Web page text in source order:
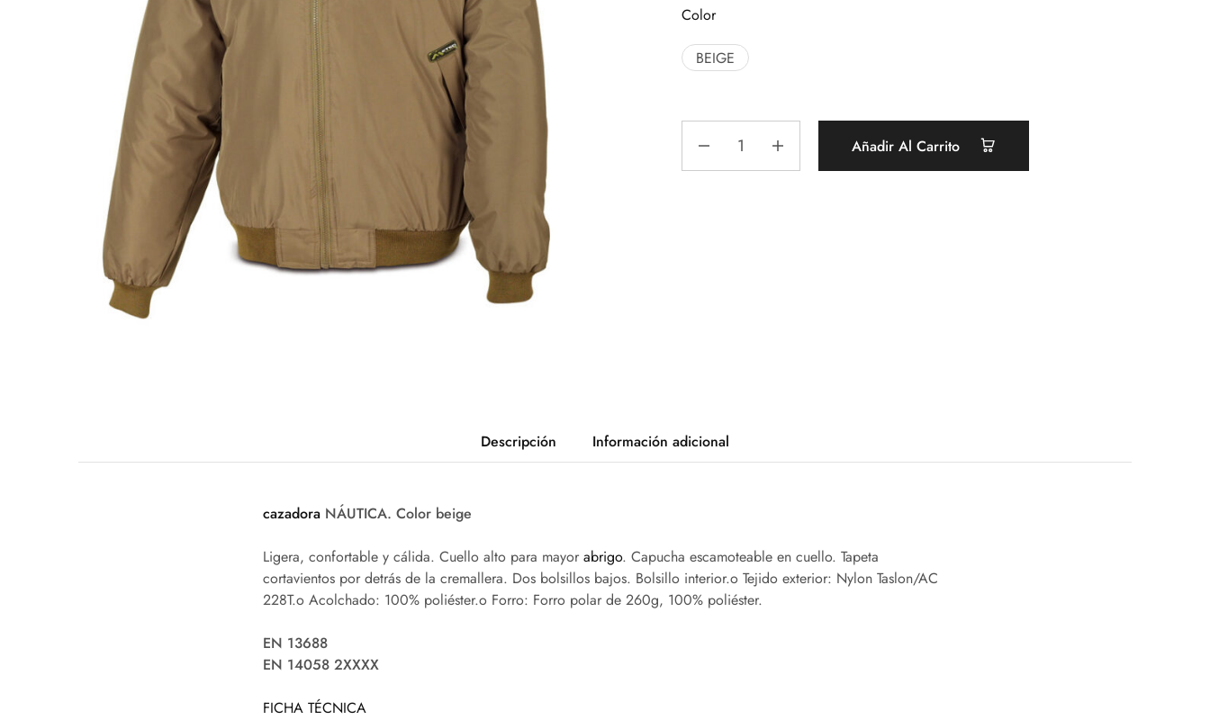
Color
BEIGE
Añadir Al Carrito
Descripción Información adicional
cazadora NÁUTICA. Color beige
Ligera, confortable y cálida. Cuello alto para mayor abrigo. Capucha escamoteable en cuello. Tapeta
cortavientos por detrás de la cremallera. Dos bolsillos bajos. Bolsillo interior.o Tejido exterior: Nylon Taslon/AC
228T.o Acolchado: 100% poliéster.o Forro: Forro polar de 260g, 100% poliéster.
EN 13688
EN 14058 2XXXX
FICHA TÉCNICA